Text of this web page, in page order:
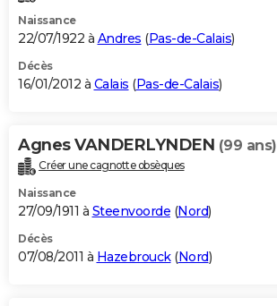
Naissance
22/07/1922 à Andres (Pas-de-Calais)
Décès
16/01/2012 à Calais (Pas-de-Calais)
Agnes VANDERLYNDEN (99 ans)
Créer une cagnotte obsèques
Naissance
27/09/1911 à Steenvoorde (Nord)
Décès
07/08/2011 à Hazebrouck(Nord)